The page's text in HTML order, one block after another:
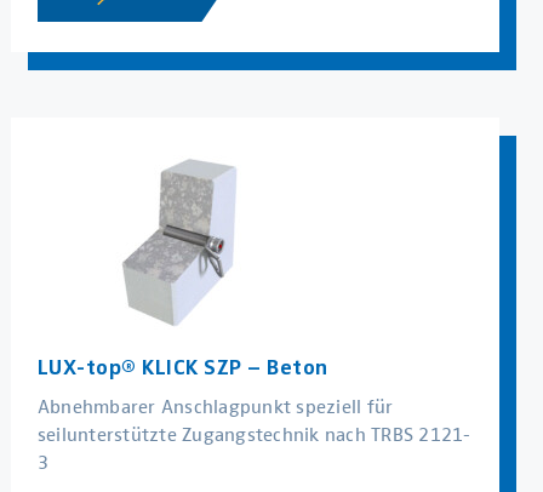
LUX-top® KLICK SZP – Beton
Abnehmbarer Anschlagpunkt speziell für
seilunterstützte Zugangstechnik nach TRBS 2121-
3